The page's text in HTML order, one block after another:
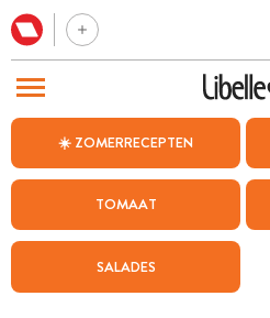
☀️ ZOMERRECEPTEN
TOMAAT
SALADES
BEZOEK ONZE ANDERE WEBSITES
WEEKMENU
CHAT MET MAIA